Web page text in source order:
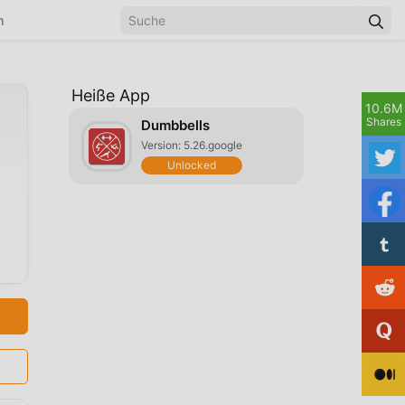
Heiße App
Dumbbells
Version: 5.26.google
Unlocked
10.6M
Shares